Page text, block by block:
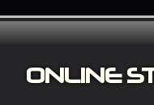
ONLINE S